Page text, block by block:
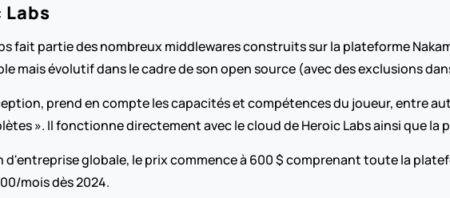
Labs
fait partie des nombreux middlewares construits sur la plateforme
mais évolutif dans le cadre de son open source (avec des exclusions
prend en compte les capacités et compétences du joueur, entre
». Il fonctionne directement avec le cloud de Heroic Labs ainsi que la
d'entreprise globale, le prix commence à 600 $ comprenant toute la
mois dès 2024.